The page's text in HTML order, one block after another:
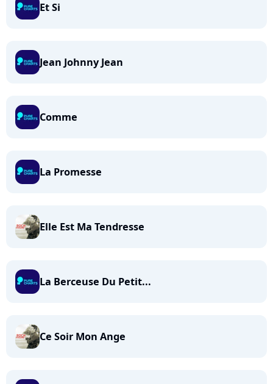
Et Si
Jean Johnny Jean
Comme
La Promesse
Elle Est Ma Tendresse
La Berceuse Du Petit...
Ce Soir Mon Ange